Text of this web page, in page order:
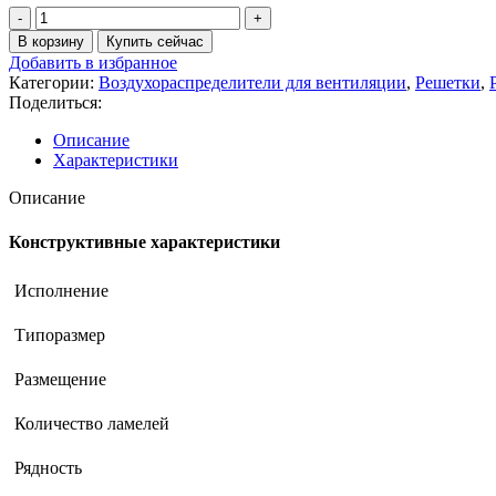
В корзину Купить сейчас
Добавить в избранное
Категории: Воздухораспределители для вентиляции, Решетки,
Поделиться:
Описание
Характеристики
Описание
Конструктивные характеристики
Исполнение
Типоразмер
Размещение
Количество ламелей
Рядность